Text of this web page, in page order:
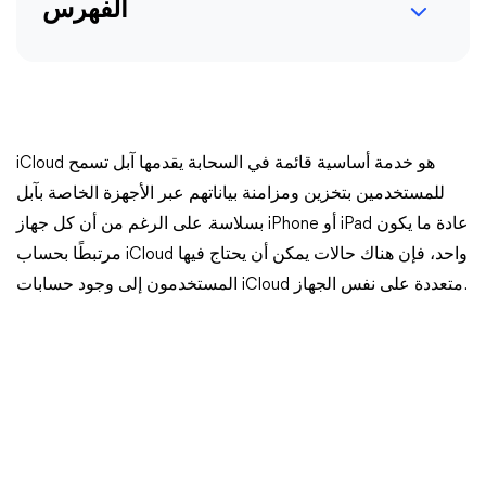
الفهرس
iCloud هو خدمة أساسية قائمة في السحابة يقدمها آبل تسمح
للمستخدمين بتخزين ومزامنة بياناتهم عبر الأجهزة الخاصة بآبل
بسلاسة. على الرغم من أن كل جهاز iPhone أو iPad عادة ما يكون
مرتبطًا بحساب iCloud واحد، فإن هناك حالات يمكن أن يحتاج فيها
المستخدمون إلى وجود حسابات iCloud متعددة على نفس الجهاز.